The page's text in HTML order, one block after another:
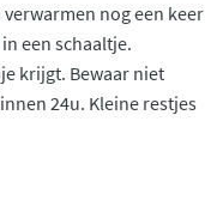
nog een keer
een schaaltje.
krijgt. Bewaar niet
24u. Kleine restjes